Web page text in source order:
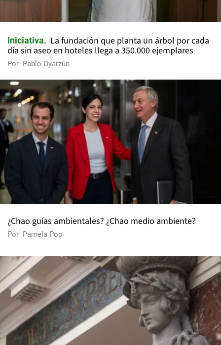
Iniciativa
La fundación que planta un árbol por cada
día sin aseo en hoteles llega a 350.000 ejemplares
Por Pablo Oyarzún
¿Chao guías ambientales? ¿Chao medio ambiente?
Por Pamela Poo